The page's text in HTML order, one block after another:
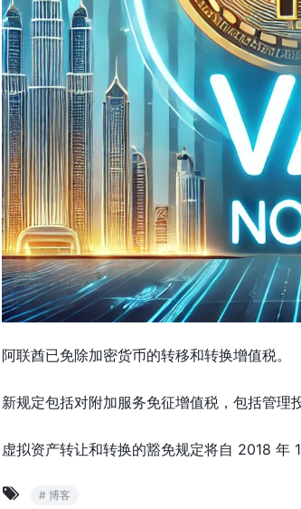
阿联酋已免除加密货币的转移和转换增值税。
新规定包括对附加服务免征增值税，包括管理
虚拟资产转让和转换的豁免规定将自 2018 年 1
# 博客